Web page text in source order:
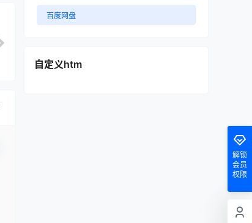
百度网盘
自定义htm
解锁
会员
权限